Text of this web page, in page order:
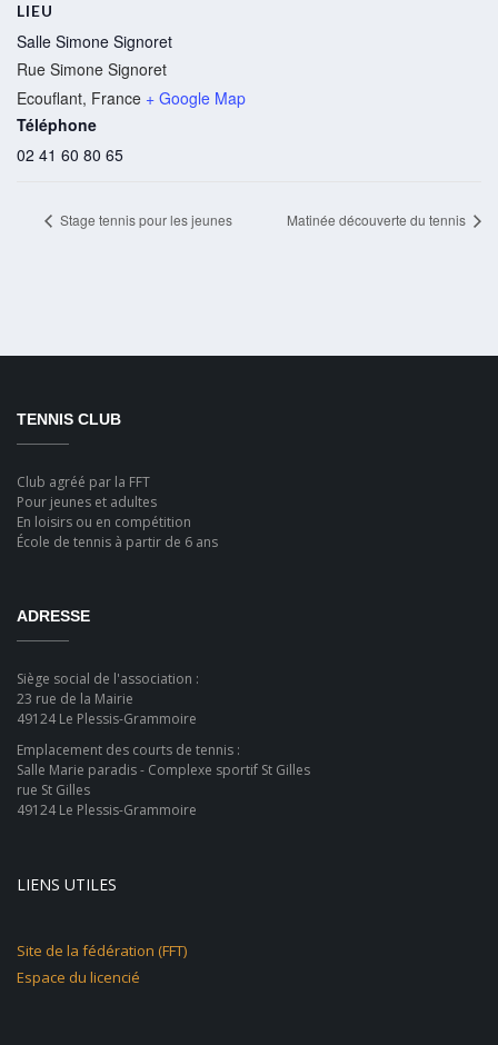
LIEU
Salle Simone Signoret
Rue Simone Signoret
Ecouflant, France + Google Map
Téléphone
02 41 60 80 65
Stage tennis pour les jeunes Matinée découverte du tennis
TENNIS CLUB
Club agréé par la FFT
Pour jeunes et adultes
En loisirs ou en compétition
École de tennis à partir de 6 ans
ADRESSE
Siège social de l'association :
23 rue de la Mairie
49124 Le Plessis-Grammoire
Emplacement des courts de tennis :
Salle Marie paradis - Complexe sportif St Gilles
rue St Gilles
49124 Le Plessis-Grammoire
LIENS UTILES
Site de la fédération (FFT)
Espace du licencié